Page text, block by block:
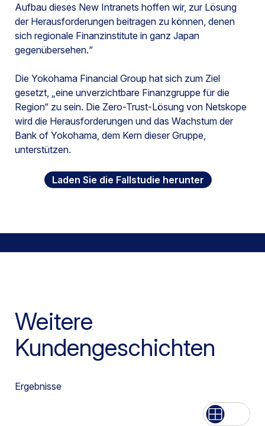
Aufbau dieses New Intranets hoffen wir, zur Lösung
der Herausforderungen beitragen zu können, denen
sich regionale Finanzinstitute in ganz Japan
gegenübersehen.“
Die Yokohama Financial Group hat sich zum Ziel
gesetzt, „eine unverzichtbare Finanzgruppe für die
Region“ zu sein. Die Zero-Trust-Lösung von Netskope
wird die Herausforderungen und das Wachstum der
Bank of Yokohama, dem Kern dieser Gruppe,
unterstützen.
Laden Sie die Fallstudie herunter
Weitere
Kundengeschichten
Ergebnisse
Aufführen
Netz